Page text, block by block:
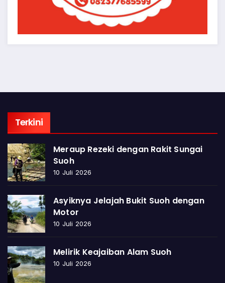
Terkini
Meraup Rezeki dengan Rakit Sungai
Suoh
10 Juli 2026
Asyiknya Jelajah Bukit Suoh dengan
Motor
10 Juli 2026
Melirik Keajaiban Alam Suoh
10 Juli 2026